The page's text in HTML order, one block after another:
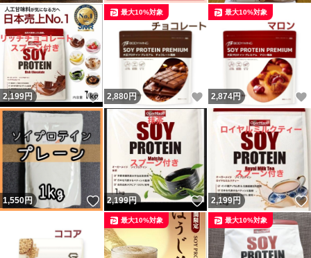
2,199円 いいね！
2,880円 いいね！
最大10%対象
2,874円
最大10%対象
1,550円 いいね！
2,199円 いいね！
2,199円
最大10%対象 最大10%対象